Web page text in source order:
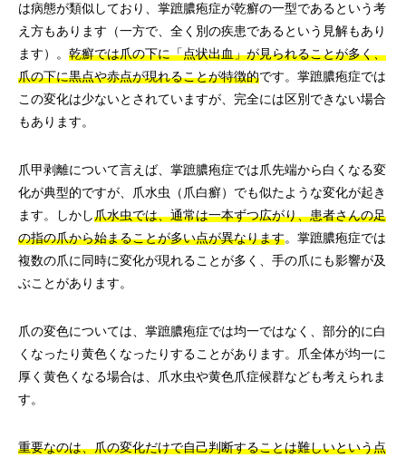
は病態が類似しており、掌蹠膿疱症が乾癬の一型であるという考
え方もあります（一方で、全く別の疾患であるという見解もあり
ます）。 乾癬では爪の下に「点状出血」が見られることが多く、
爪の下に黒点や赤点が現れることが特徴的です。掌蹠膿疱症では
この変化は少ないとされていますが、完全には区別できない場合
もあります。
爪甲剥離について言えば、掌蹠膿疱症では爪先端から白くなる変
化が典型的ですが、爪水虫（爪白癬）でも似たような変化が起き
ます。しかし爪水虫では、通常は一本ずつ広がり、患者さんの足
の指の爪から始まることが多い点が異なります。掌蹠膿疱症では
複数の爪に同時に変化が現れることが多く、手の爪にも影響が及
ぶことがあります。
爪の変色については、掌蹠膿疱症では均一ではなく、部分的に白
くなったり黄色くなったりすることがあります。爪全体が均一に
厚く黄色くなる場合は、爪水虫や黄色爪症候群なども考えられま
す。
重要なのは、爪の変化だけで自己判断することは難しいという点